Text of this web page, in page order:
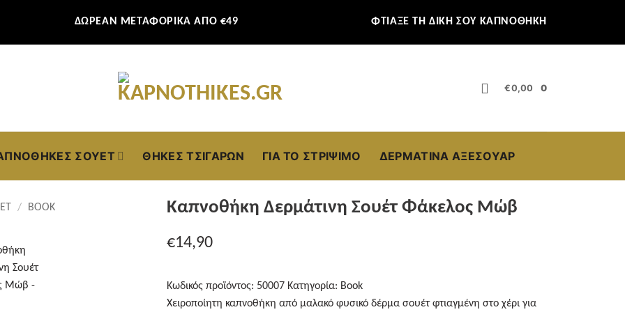
ΔΩΡΕΑΝ ΜΕΤΑΦΟΡΙΚΑ ΑΠΟ €49 ΦΤΙΑΞΕ ΤΗ ΔΙΚΗ ΣΟΥ ΚΑΠΝΟΘΗΚΗ
€0,00 0
ΣΟΥΈΤ ΘΉΚΕΣ ΤΣΙΓΆΡΩΝ ΓΙΑ ΤΟ ΣΤΡΊΨΙΜΟ ΔΕΡΜΆΤΙΝΑ ΑΞΕΣΟΥΆΡ
/ BOOK Καπνοθήκη Δερμάτινη Σουέτ Φάκελος Μώβ
€14,90
Κωδικός προϊόντος: 50007 Κατηγορία: Book
Χειροποίητη καπνοθήκη από μαλακό φυσικό δέρμα σουέτ φτιαγμένη στο χέρι για